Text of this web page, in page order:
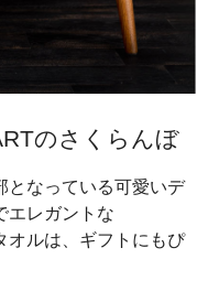
のさくらんぼ
となっている可愛いデ
エレガントな
オルは、ギフトにもぴ